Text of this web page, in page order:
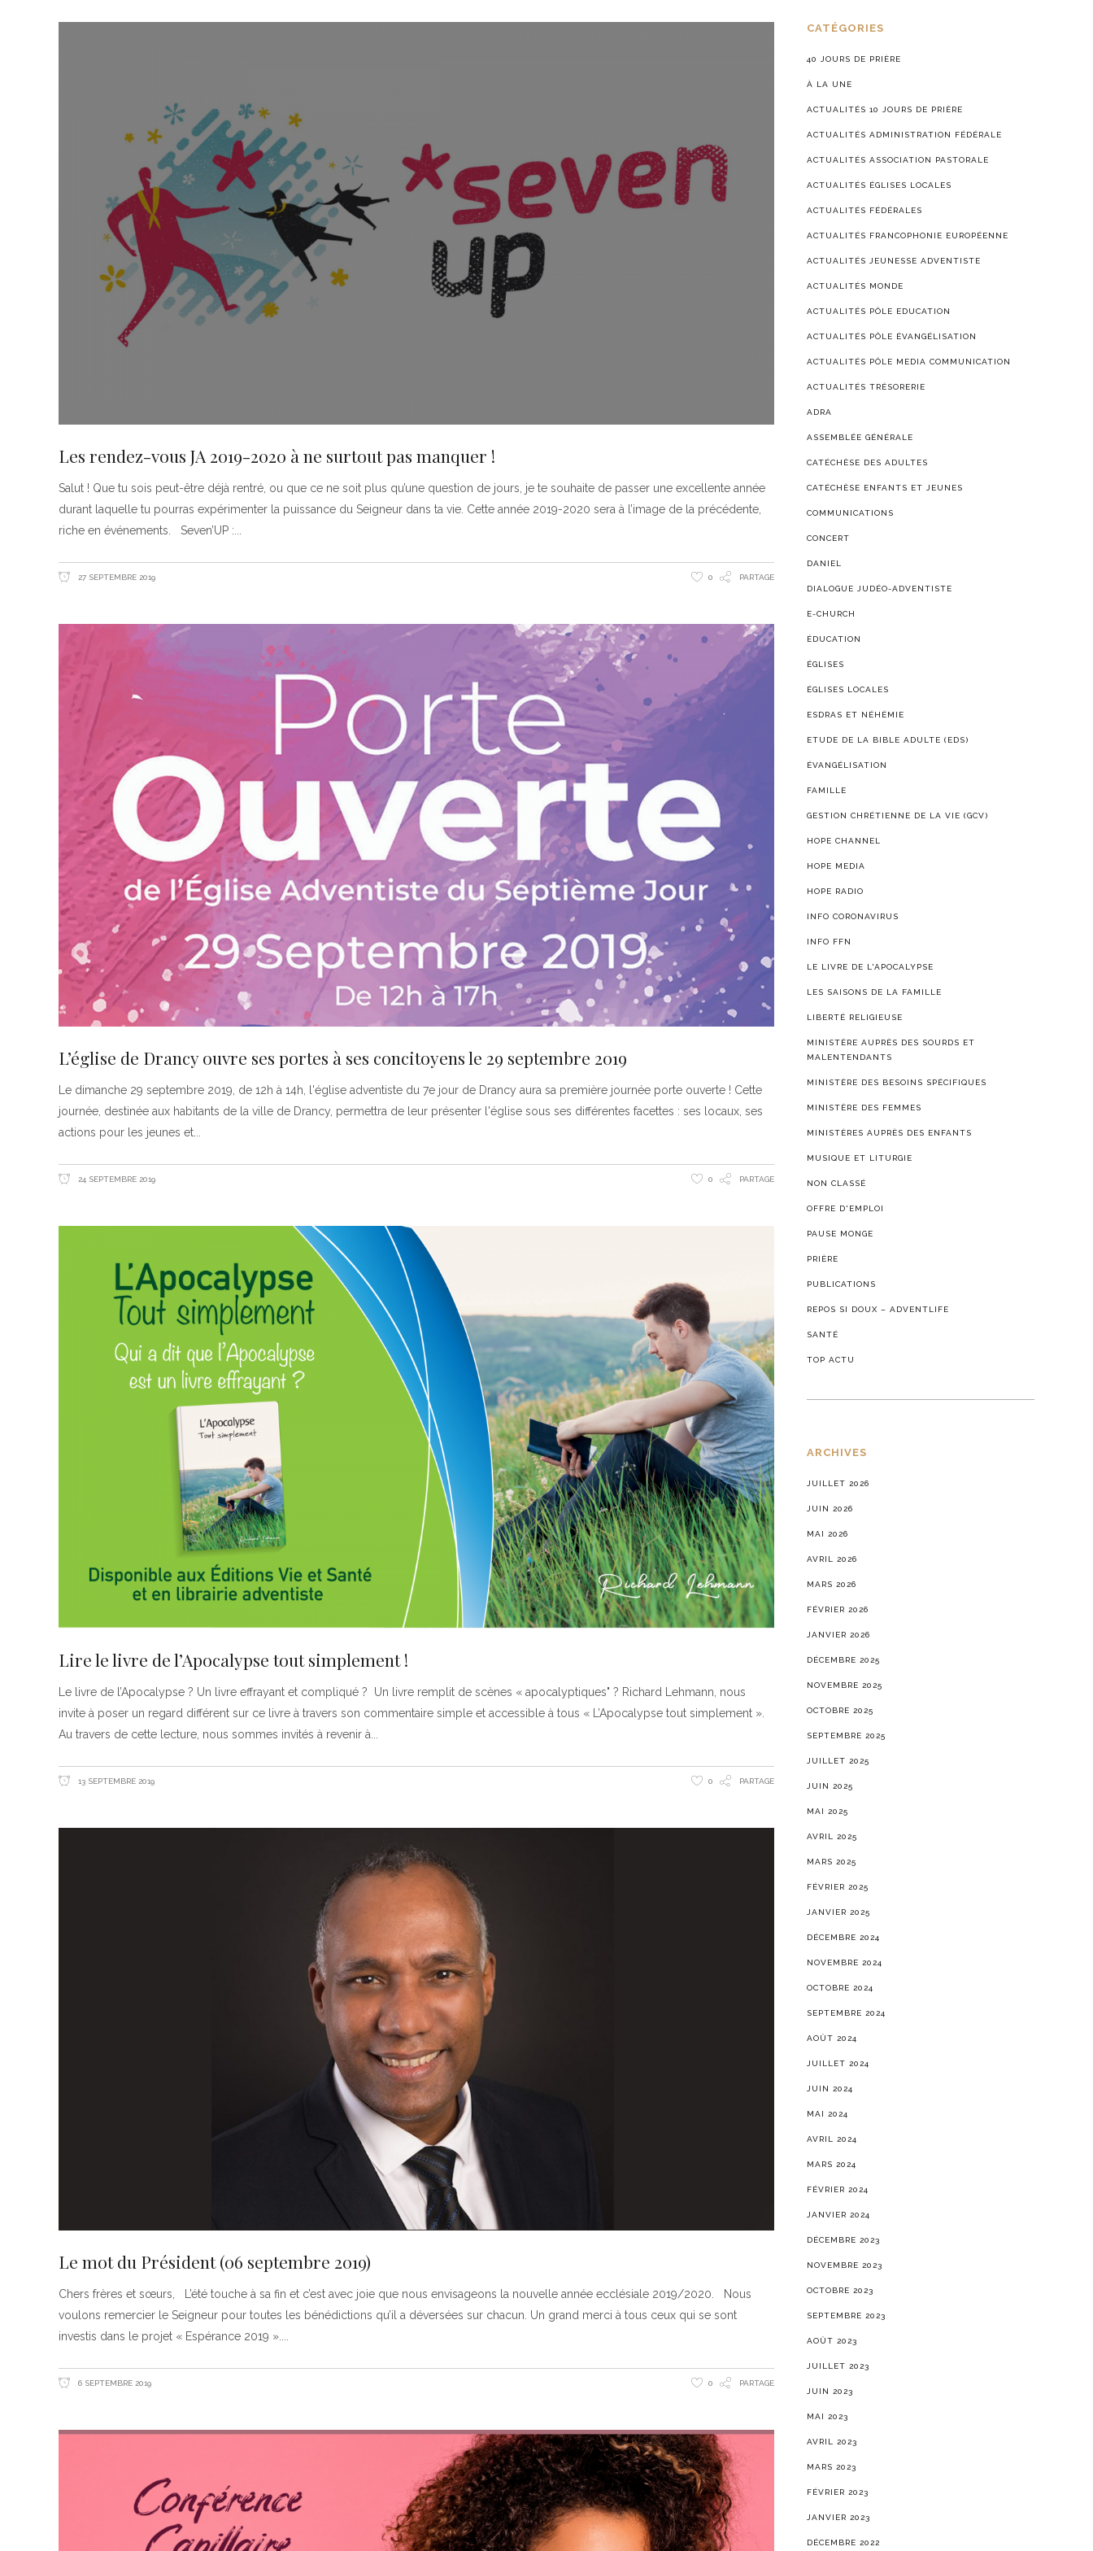
Les rendez-vous JA 2019-2020 à ne surtout pas manquer !
Salut ! Que tu sois peut-être déjà rentré, ou que ce ne soit plus qu’une question de jours, je te souhaite de passer une excellente année
durant laquelle tu pourras expérimenter la puissance du Seigneur dans ta vie. Cette année 2019-2020 sera à l’image de la précédente,
riche en événements. Seven’UP :
27 SEPTEMBRE 2019 0 PARTAGE
L’église de Drancy ouvre ses portes à ses concitoyens le 29 septembre 2019
Le dimanche 29 septembre 2019, de 12h à 14h, l'église adventiste du 7e jour de Drancy aura sa première journée porte ouverte ! Cette
journée, destinée aux habitants de la ville de Drancy, permettra de leur présenter l'église sous ses différentes facettes : ses locaux, ses
actions pour les jeunes et
24 SEPTEMBRE 2019 0 PARTAGE
Lire le livre de l’Apocalypse tout simplement !
Le livre de l’Apocalypse ? Un livre effrayant et compliqué ? Un livre remplit de scènes « apocalyptiques" ? Richard Lehmann, nous
invite à poser un regard différent sur ce livre à travers son commentaire simple et accessible à tous « L’Apocalypse tout simplement ».
Au travers de cette lecture, nous sommes invités à revenir à
13 SEPTEMBRE 2019 0 PARTAGE
Le mot du Président (06 septembre 2019)
Chers frères et sœurs, L’été touche à sa fin et c’est avec joie que nous envisageons la nouvelle année ecclésiale 2019/2020. Nous
voulons remercier le Seigneur pour toutes les bénédictions qu’il a déversées sur chacun. Un grand merci à tous ceux qui se sont
investis dans le projet « Espérance 2019 ».
6 SEPTEMBRE 2019 0 PARTAGE
CATÉGORIES
40 JOURS DE PRIÈRE
À LA UNE
ACTUALITÉS 10 JOURS DE PRIÈRE
ACTUALITÉS ADMINISTRATION FÉDÉRALE
ACTUALITÉS ASSOCIATION PASTORALE
ACTUALITÉS ÉGLISES LOCALES
ACTUALITÉS FÉDÉRALES
ACTUALITÉS FRANCOPHONIE EUROPÉENNE
ACTUALITÉS JEUNESSE ADVENTISTE
ACTUALITÉS MONDE
ACTUALITÉS PÔLE EDUCATION
ACTUALITÉS PÔLE ÉVANGÉLISATION
ACTUALITÉS PÔLE MEDIA COMMUNICATION
ACTUALITÉS TRÉSORERIE
ADRA
ASSEMBLÉE GÉNÉRALE
CATÉCHÈSE DES ADULTES
CATÉCHÈSE ENFANTS ET JEUNES
COMMUNICATIONS
CONCERT
DANIEL
DIALOGUE JUDÉO-ADVENTISTE
E-CHURCH
ÉDUCATION
ÉGLISES
ÉGLISES LOCALES
ESDRAS ET NÉHÉMIE
ETUDE DE LA BIBLE ADULTE (EDS)
ÉVANGÉLISATION
FAMILLE
GESTION CHRÉTIENNE DE LA VIE (GCV)
HOPE CHANNEL
HOPE MEDIA
HOPE RADIO
INFO CORONAVIRUS
INFO FFN
LE LIVRE DE L'APOCALYPSE
LES SAISONS DE LA FAMILLE
LIBERTÉ RELIGIEUSE
MINISTÈRE AUPRÈS DES SOURDS ET
MALENTENDANTS
MINISTÈRE DES BESOINS SPÉCIFIQUES
MINISTÈRE DES FEMMES
MINISTÈRES AUPRÈS DES ENFANTS
MUSIQUE ET LITURGIE
NON CLASSÉ
OFFRE D'EMPLOI
PAUSE MONGE
PRIÈRE
PUBLICATIONS
REPOS SI DOUX – ADVENTLIFE
SANTÉ
TOP ACTU
ARCHIVES
JUILLET 2026
JUIN 2026
MAI 2026
AVRIL 2026
MARS 2026
FÉVRIER 2026
JANVIER 2026
DÉCEMBRE 2025
NOVEMBRE 2025
OCTOBRE 2025
SEPTEMBRE 2025
JUILLET 2025
JUIN 2025
MAI 2025
AVRIL 2025
MARS 2025
FÉVRIER 2025
JANVIER 2025
DÉCEMBRE 2024
NOVEMBRE 2024
OCTOBRE 2024
SEPTEMBRE 2024
AOÛT 2024
JUILLET 2024
JUIN 2024
MAI 2024
AVRIL 2024
MARS 2024
FÉVRIER 2024
JANVIER 2024
DÉCEMBRE 2023
NOVEMBRE 2023
OCTOBRE 2023
SEPTEMBRE 2023
AOÛT 2023
JUILLET 2023
JUIN 2023
MAI 2023
AVRIL 2023
MARS 2023
FÉVRIER 2023
JANVIER 2023
DÉCEMBRE 2022